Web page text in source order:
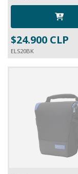
$24.900 CLP
ELS20BK